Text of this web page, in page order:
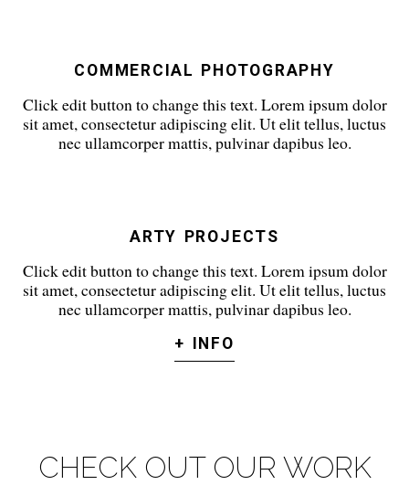
COMMERCIAL PHOTOGRAPHY
Click edit button to change this text. Lorem ipsum dolor
sit amet, consectetur adipiscing elit. Ut elit tellus, luctus
nec ullamcorper mattis, pulvinar dapibus leo.
ARTY PROJECTS
Click edit button to change this text. Lorem ipsum dolor
sit amet, consectetur adipiscing elit. Ut elit tellus, luctus
nec ullamcorper mattis, pulvinar dapibus leo.
+ INFO
CHECK OUT OUR WORK